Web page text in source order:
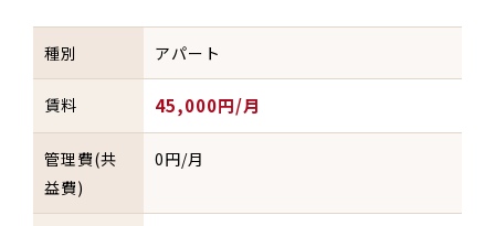
種別 アパート
賃料 45,000円/月
管理費(共
益費)
0円/月